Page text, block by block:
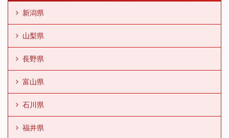
新潟県
山梨県
長野県
富山県
石川県
福井県